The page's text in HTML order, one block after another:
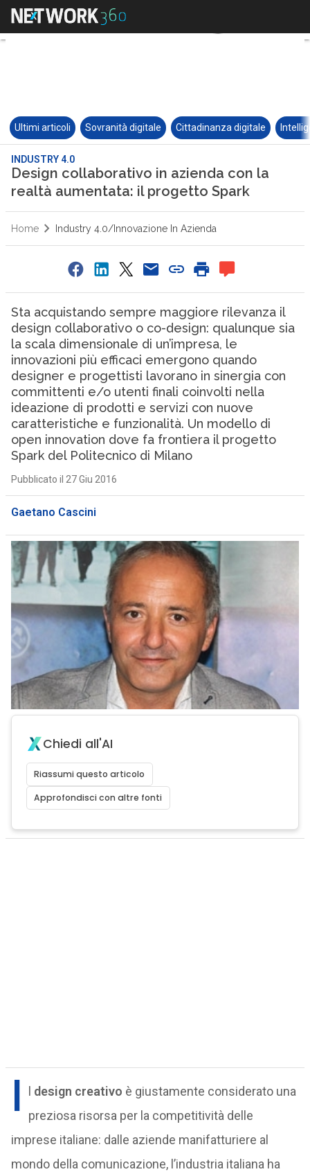
Ultimi articoli Sovranità digitale Cittadinanza digitale
INDUSTRY 4.0
Design collaborativo in azienda con la
realtà aumentata: il progetto Spark
Home Industry 4.0/Innovazione In Azienda
Sta acquistando sempre maggiore rilevanza il
design collaborativo o co-design: qualunque sia
la scala dimensionale di un’impresa, le
innovazioni più efficaci emergono quando
designer e progettisti lavorano in sinergia con
committenti e/o utenti finali coinvolti nella
ideazione di prodotti e servizi con nuove
caratteristiche e funzionalità. Un modello di
open innovation dove fa frontiera il progetto
Spark del Politecnico di Milano
Pubblicato il 27 Giu 2016
Gaetano Cascini
Chiedi all'AI
Riassumi questo articolo
Approfondisci con altre fonti
I design creativo è giustamente considerato una
preziosa risorsa per la competitività delle
imprese italiane: dalle aziende manifatturiere al
mondo della comunicazione, l’industria italiana ha